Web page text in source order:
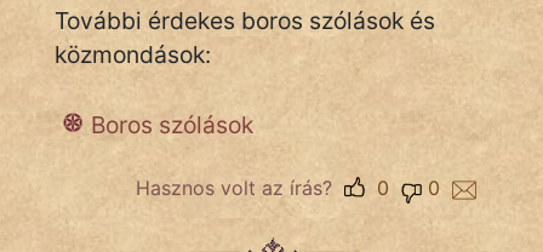
És
KÖZMONDÁS
További érdekes boros szólások és
közmondások:
Boros szólások
Hasznos volt az írás? 0
0